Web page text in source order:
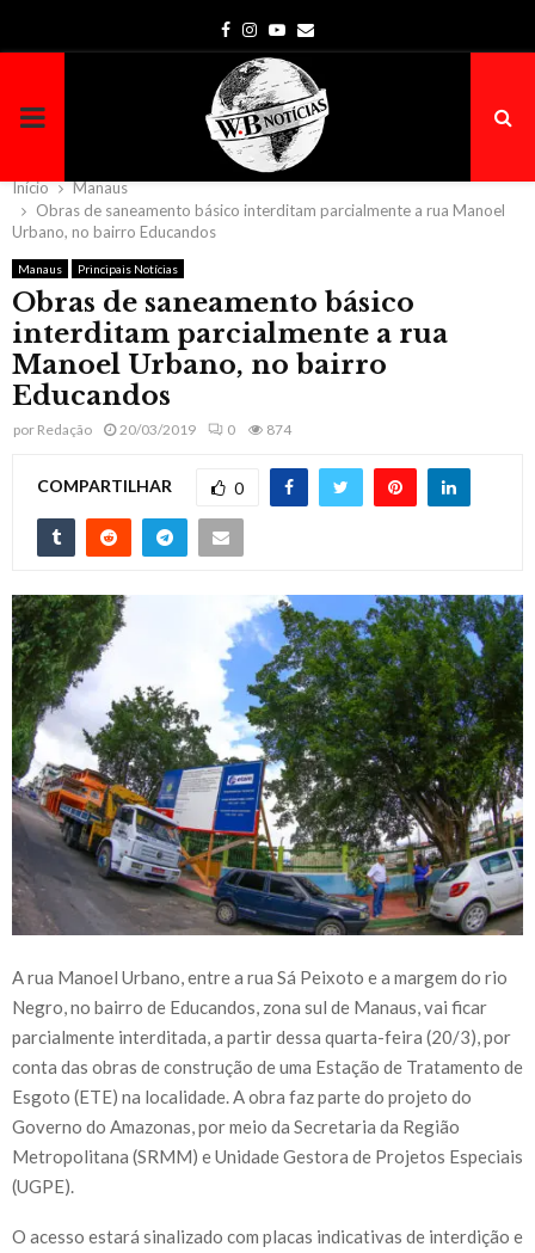
Facebook
Instagram
Youtube
Email
PRIMARY
MENU
Início
Manaus
Obras de saneamento básico interditam parcialmente a rua Manoel
Urbano, no bairro Educandos
Manaus Principais Notícias
Obras de saneamento básico
interditam parcialmente a rua
Manoel Urbano, no bairro
Educandos
por Redação 20/03/2019 0 874
COMPARTILHAR 0
A rua Manoel Urbano, entre a rua Sá Peixoto e a margem do rio
Negro, no bairro de Educandos, zona sul de Manaus, vai ficar
parcialmente interditada, a partir dessa quarta-feira (20/3), por
conta das obras de construção de uma Estação de Tratamento de
Esgoto (ETE) na localidade. A obra faz parte do projeto do
Governo do Amazonas, por meio da Secretaria da Região
Metropolitana (SRMM) e Unidade Gestora de Projetos Especiais
(UGPE).
O acesso estará sinalizado com placas indicativas de interdição e